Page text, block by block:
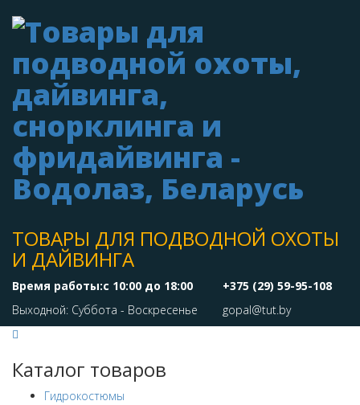
ТОВАРЫ ДЛЯ ПОДВОДНОЙ ОХОТЫ
И ДАЙВИНГА
Время работы:с 10:00 до 18:00
Выходной: Суббота - Воскресенье
+375 (29) 59-95-108
gopal@tut.by
Каталог товаров
Гидрокостюмы